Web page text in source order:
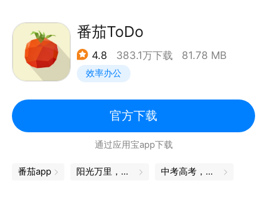
番茄ToDo
4.8 383.1万下载 81.78 MB
效率办公
官方下载
通过应用宝app下载
番茄app 阳光万里，我们一定能上岸！ 中考高考，我用它过关